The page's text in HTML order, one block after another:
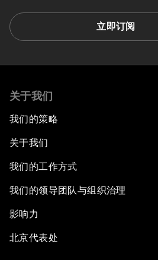
立即订阅
关于我们
我们的策略
关于我们
我们的工作方式
我们的领导团队与组织治理
影响力
北京代表处